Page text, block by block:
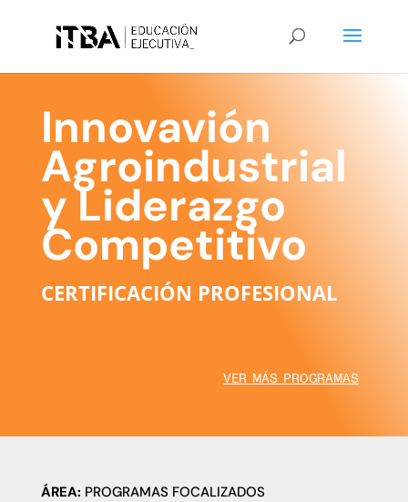
Innovavión
Agroindustrial
y Liderazgo
Competitivo
CERTIFICACIÓN PROFESIONAL
VER MÁS PROGRAMAS
ÁREA: PROGRAMAS FOCALIZADOS